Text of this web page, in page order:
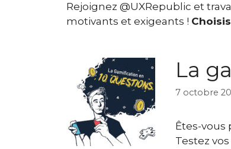
Rejoignez @UXRepublic et
motivants et exigeants !
La
7 octobre
Êtes-vous
Testez